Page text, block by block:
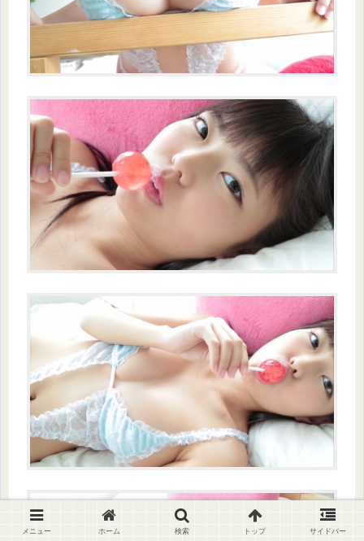
メニュー ホーム 検索 トップ サイドバー